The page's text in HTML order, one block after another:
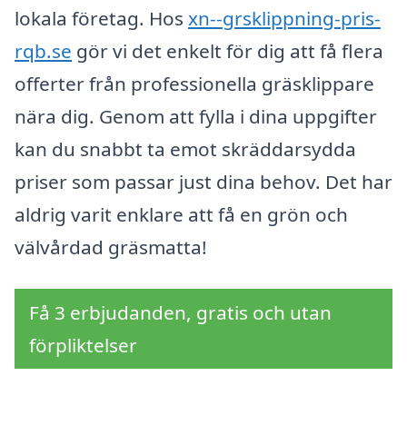
lokala företag. Hos xn--grsklippning-pris-
rqb.se gör vi det enkelt för dig att få flera
offerter från professionella gräsklippare
nära dig. Genom att fylla i dina uppgifter
kan du snabbt ta emot skräddarsydda
priser som passar just dina behov. Det har
aldrig varit enklare att få en grön och
välvårdad gräsmatta!
Få 3 erbjudanden, gratis och utan
förpliktelser